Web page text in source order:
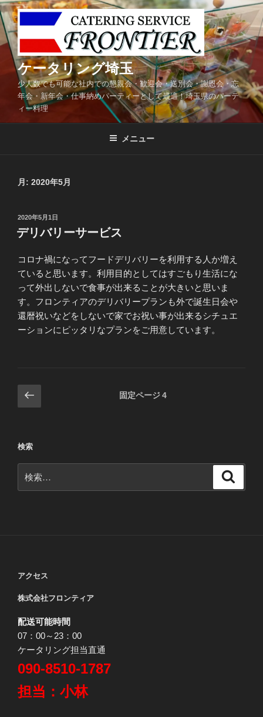
コ
ン
テ
ン
へ
ケータリング埼玉
少人数でも可能な社内での懇親会・歓迎会・送別会・謝恩会・忘
年会・新年会・仕事納めパーティーとして最適！埼玉県のパーテ
ィー料理
メニュー
月: 2020年5月
投
稿
日:
2020年5月1日
デリバリーサービス
コロナ禍になってフードデリバリーを利用する人か増え
ていると思います。利用目的としてはすごもり生活にな
って外出しないで食事が出来ることが大きいと思いま
す。フロンティアのデリバリープランも外で誕生日会や
還暦祝いなどをしないで家でお祝い事が出来るシチュエ
ーションにピッタリなプランをご用意しています。
投
稿
ペ
ジ
送
前
の
固定ページ4
検索
索:
アクセス
株式会社フロンティア
配送可能時間
07：00～23：00
ケータリング担当直通
090-8510-1787
担当：小林